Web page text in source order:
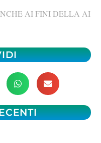
AI FINI DELLA AI